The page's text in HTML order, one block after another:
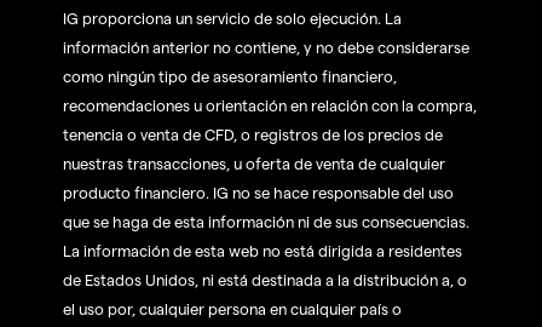
IG proporciona un servicio de solo ejecución. La
información anterior no contiene, y no debe considerarse
como ningún tipo de asesoramiento financiero,
recomendaciones u orientación en relación con la compra,
tenencia o venta de CFD, o registros de los precios de
nuestras transacciones, u oferta de venta de cualquier
producto financiero. IG no se hace responsable del uso
que se haga de esta información ni de sus consecuencias.
La información de esta web no está dirigida a residentes
de Estados Unidos, ni está destinada a la distribución a, o
el uso por, cualquier persona en cualquier país o